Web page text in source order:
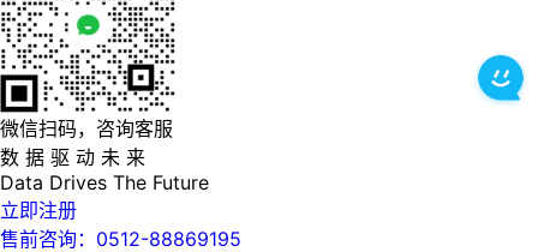
微信扫码，咨询客服
数 据 驱 动 未 来
Data Drives The Future
立即注册
售前咨询：0512-88869195